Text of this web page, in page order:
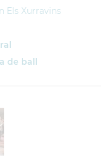
Els Xurravins
de ball